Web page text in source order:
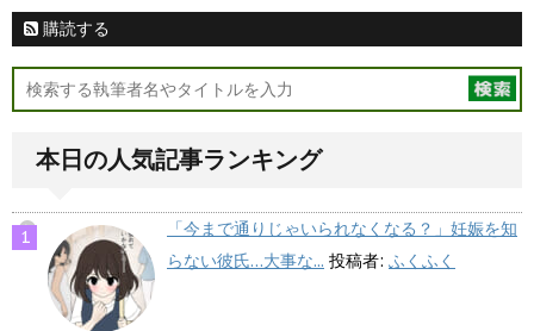
購読する
本日の人気記事ランキング
「今まで通りじゃいられなくなる？」妊娠を知
らない彼氏…大事な... 投稿者: ふくふく